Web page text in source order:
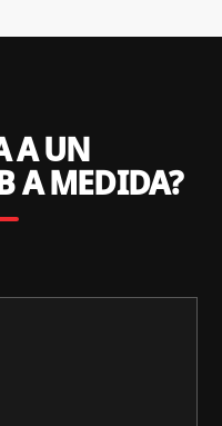
A UN
A MEDIDA?